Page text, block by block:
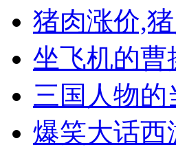
猪肉涨价,
坐飞机的曹
三国人物的
爆笑大话西